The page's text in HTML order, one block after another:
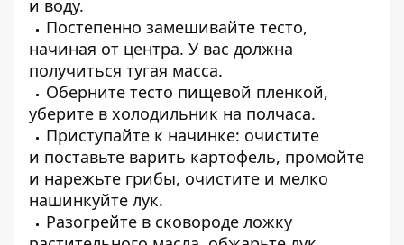
и воду.
Постепенно замешивайте тесто,
начиная от центра. У вас должна
получиться тугая масса.
Оберните тесто пищевой пленкой,
уберите в холодильник на полчаса.
Приступайте к начинке: очистите
и поставьте варить картофель, промойте
и нарежьте грибы, очистите и мелко
нашинкуйте лук.
Разогрейте в сковороде ложку